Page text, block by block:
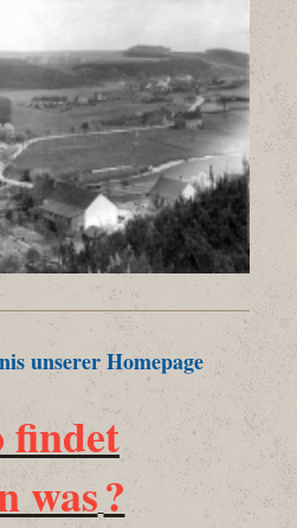
unserer Homepage
findet
was?